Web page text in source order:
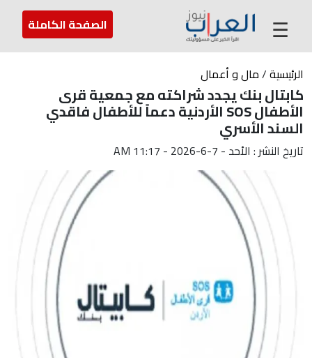
عن العراب ارسل لنا ☰ الصفحة الكاملة
الرئيسية/مال و أعمال
كابتال بنك يجدد شراكته مع جمعية قرى
الأطفال SOS الأردنية دعماً للأطفال فاقدي
السند الأسري
تاريخ النشر : الأحد - 7-6-2026 - 11:17 AM